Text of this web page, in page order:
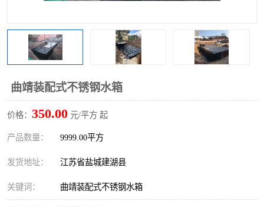
曲靖装配式不锈钢水箱
价格： 350.00 元/平方 起
产品数量： 9999.00平方
发货地址： 江苏省盐城建湖县
关键词： 曲靖装配式不锈钢水箱